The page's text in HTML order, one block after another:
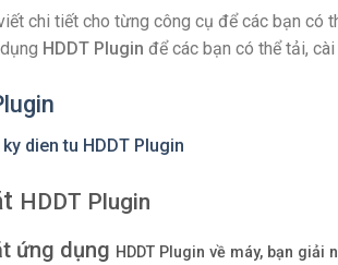
chi tiết cho từng công cụ để các bạn có
HDDT Plugin để các bạn có thể tải,
dien tu HDDT Plugin
HDDT Plugin
ứng dụng HDDT Plugin về máy, bạn giải